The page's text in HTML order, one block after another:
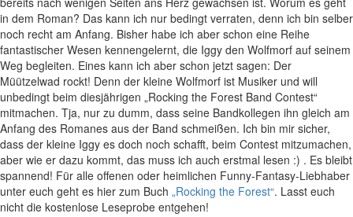
in dem Roman? Das kann ich nur bedingt verraten, denn ich bin selber
noch recht am Anfang. Bisher habe ich aber schon eine Reihe
fantastischer Wesen kennengelernt, die Iggy den Wolfmorf auf seinem
Weg begleiten. Eines kann ich aber schon jetzt sagen: Der
Müützelwad rockt! Denn der kleine Wolfmorf ist Musiker und will
unbedingt beim diesjährigen „Rocking the Forest Band Contest“
mitmachen. Tja, nur zu dumm, dass seine Bandkollegen ihn gleich am
Anfang des Romanes aus der Band schmeißen. Ich bin mir sicher,
dass der kleine Iggy es doch noch schafft, beim Contest mitzumachen,
aber wie er dazu kommt, das muss ich auch erstmal lesen :) . Es bleibt
spannend! Für alle offenen oder heimlichen Funny-Fantasy-Liebhaber
unter euch geht es hier zum Buch „Rocking the Forest“. Lasst euch
nicht die kostenlose Leseprobe entgehen!